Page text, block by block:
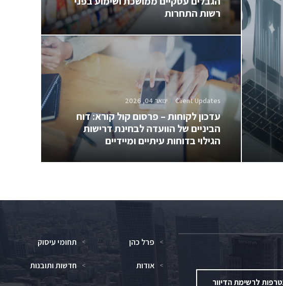
רשות התחרות
עדכון לקוחות – פרסום קול קורא: דוח
הביניים של הוועדה לבחינת דרישות
הגילוי בדוחות עיתיים ומיידיים
Client Updates ינואר 04, 2026
לרשימת הדיוור
פרל כהן
אודות
תחומי עיסוק
חדשות ותובנות